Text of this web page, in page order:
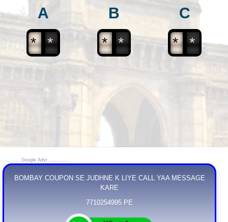
A
* *
B
* *
C
* *
............. Google Advt .............
BOMBAY COUPON SE JUDHNE K LIYE CALL YAA MESSAGE
KARE
7710254995 PE